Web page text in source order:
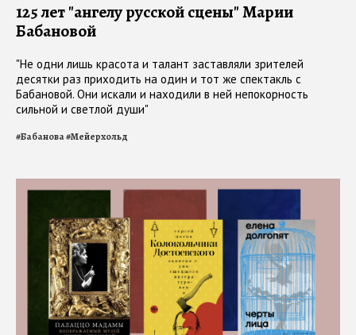
125 лет "ангелу русской сцены" Марии
Бабановой
"Не одни лишь красота и талант заставляли зрителей
десятки раз приходить на один и тот же спектакль с
Бабановой. Они искали и находили в ней непокорность
сильной и светлой души"
#Бабанова#Мейерхольд